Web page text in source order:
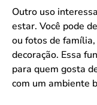
Outro uso
estar. Você pode
ou fotos de
decoração. Essa
para quem gosta
com um ambiente